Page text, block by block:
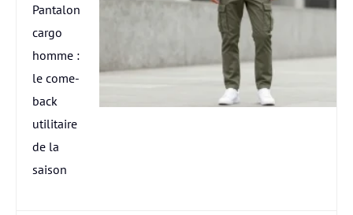
Pantalon
cargo
homme :
le come-
back
utilitaire
de la
saison